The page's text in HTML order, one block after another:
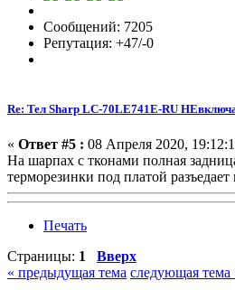
Сообщений: 7205
Репутация: +47/-0
Re: Тел Sharp LC-70LE741E-RU
« Ответ #5 : 08 Апреля 2020,
На шарпах с тконами полная
терморезинки под платой
Печать
Страницы: 1
Вверх
« предыдущая тема следующая тема